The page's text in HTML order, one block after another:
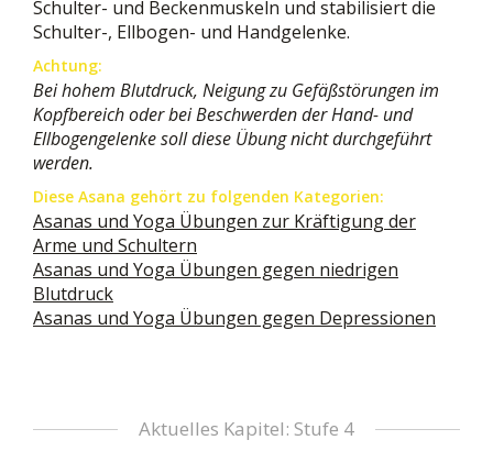
Schulter- und Beckenmuskeln und stabilisiert die
Schulter-, Ellbogen- und Handgelenke.
Achtung:
Bei hohem Blutdruck, Neigung zu Gefäßstörungen im
Kopfbereich oder bei Beschwerden der Hand- und
Ellbogengelenke soll diese Übung nicht durchgeführt
werden.
Diese Asana gehört zu folgenden Kategorien:
Asanas und Yoga Übungen zur Kräftigung der
Arme und Schultern
Asanas und Yoga Übungen gegen niedrigen
Blutdruck
Asanas und Yoga Übungen gegen Depressionen
Aktuelles Kapitel: Stufe 4